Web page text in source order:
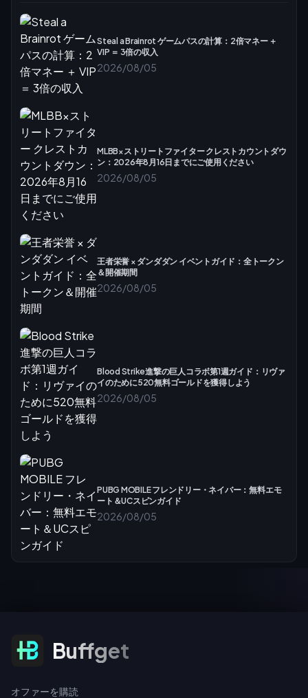
Steal a Brainrot ゲームパスの計算：2倍マネー ＋
VIP ＝ 3倍の収入
2026/08/05
MLBB×ストリートファイター クレストカウントダウ
ン：2026年8月16日までにご使用ください
2026/08/05
王者栄誉 × ダンダダン イベントガイド：全トークン
＆開催期間
2026/08/05
Blood Strike進撃の巨人コラボ第1週ガイド：リヴァ
イのために520無料ゴールドを獲得しよう
2026/08/05
PUBG MOBILE フレンドリー・ネイバー：無料エモ
ート＆UCスピンガイド
2026/08/05
オファーを購読Buffget
オファーを購読